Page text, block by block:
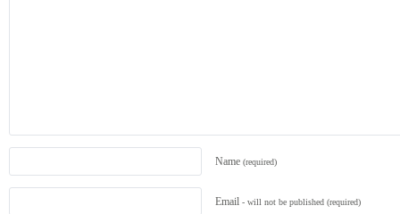
Name (required)
Email - will not be published (required)